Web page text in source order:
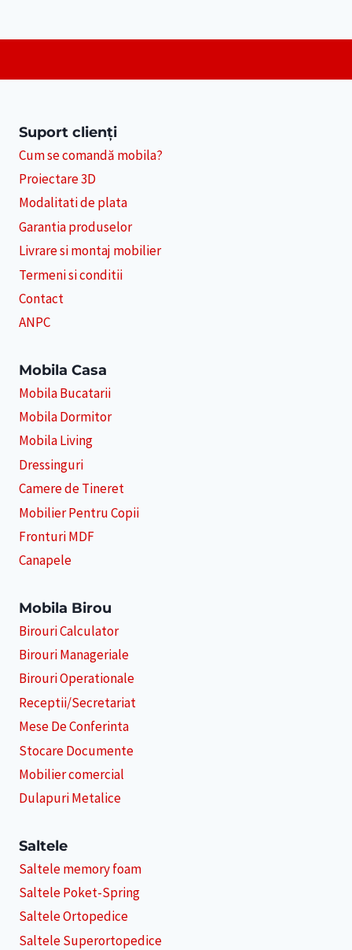
Suport clienți
Cum se comandă mobila?
Proiectare 3D
Modalitati de plata
Garantia produselor
Livrare si montaj mobilier
Termeni si conditii
Contact
ANPC
Mobila Casa
Mobila Bucatarii
Mobila Dormitor
Mobila Living
Dressinguri
Camere de Tineret
Mobilier Pentru Copii
Fronturi MDF
Canapele
Mobila Birou
Birouri Calculator
Birouri Manageriale
Birouri Operationale
Receptii/Secretariat
Mese De Conferinta
Stocare Documente
Mobilier comercial
Dulapuri Metalice
Saltele
Saltele memory foam
Saltele Poket-Spring
Saltele Ortopedice
Saltele Superortopedice